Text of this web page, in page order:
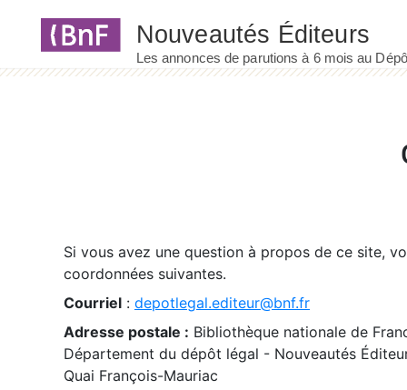
Si vous avez une question à propos de ce site,
coordonnées suivantes.
Courriel : depotlegal.editeur@bnf.fr
Adresse postale : Bibliothèque nationale de
Département du dépôt légal - Nouveautés
Quai François-Mauriac